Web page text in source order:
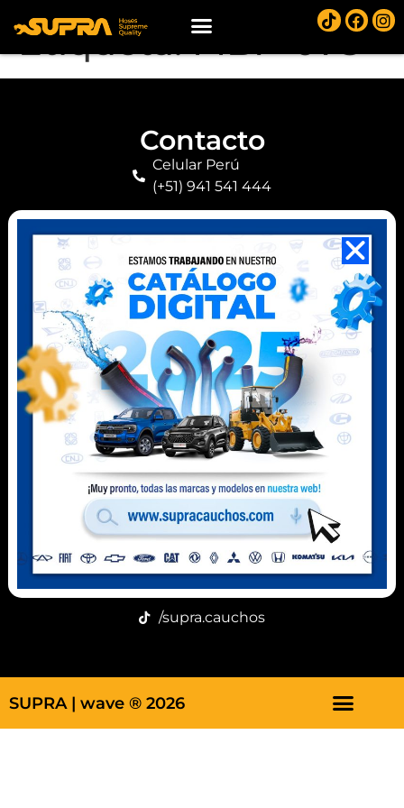
Etiqueta:MBP-078
Contacto
Celular Perú
(+51) 941 541 444
Celular Ecuador
Ubicación
Km 8,5 vía a Daule
Guayaquil, Ecuador
Parque Industrial - Ancón
Lima, Perú
Correo
info@supracauchos.com
Redes
/supramanguera
/supra.cauchos
/supra.cauchos
SUPRA | wave ® 2026